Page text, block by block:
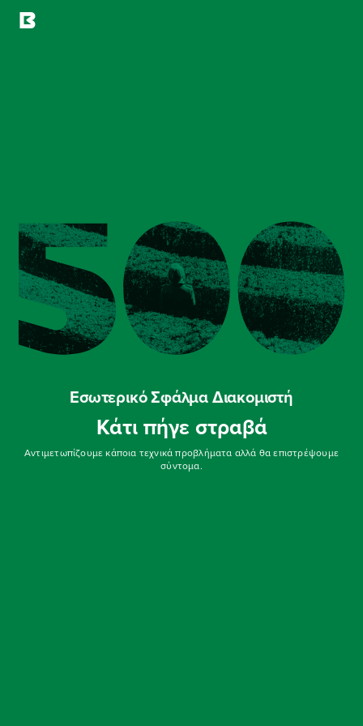
Εσωτερικό Σφάλμα Διακομιστή
Κάτι πήγε στραβά
Αντιμετωπίζουμε κάποια τεχνικά προβλήματα αλλά θα επιστρέψουμε
σύντομα.